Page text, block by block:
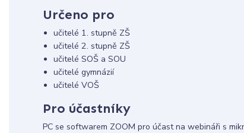
Určeno pro
učitelé 1. stupně ZŠ
učitelé 2. stupně ZŠ
učitelé SOŠ a SOU
učitelé gymnázií
učitelé VOŠ
Pro účastníky
PC se softwarem ZOOM pro účast na webináři s